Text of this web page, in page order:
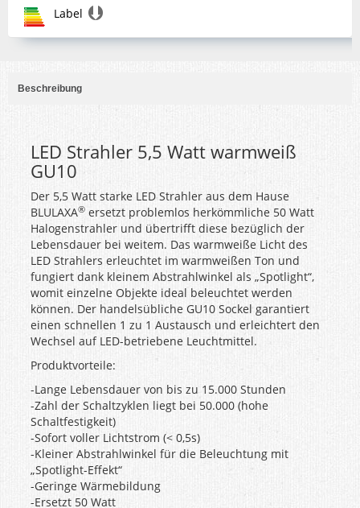
Label
Beschreibung
LED Strahler 5,5 Watt warmweiß
GU10
Der 5,5 Watt starke LED Strahler aus dem Hause
BLULAXA® ersetzt problemlos herkömmliche 50 Watt
Halogenstrahler und übertrifft diese bezüglich der
Lebensdauer bei weitem. Das warmweiße Licht des
LED Strahlers erleuchtet im warmweißen Ton und
fungiert dank kleinem Abstrahlwinkel als „Spotlight“,
womit einzelne Objekte ideal beleuchtet werden
können. Der handelsübliche GU10 Sockel garantiert
einen schnellen 1 zu 1 Austausch und erleichtert den
Wechsel auf LED-betriebene Leuchtmittel.
Produktvorteile:
-Lange Lebensdauer von bis zu 15.000 Stunden
-Zahl der Schaltzyklen liegt bei 50.000 (hohe
Schaltfestigkeit)
-Sofort voller Lichtstrom (< 0,5s)
-Kleiner Abstrahlwinkel für die Beleuchtung mit
„Spotlight-Effekt“
-Geringe Wärmebildung
-Ersetzt 50 Watt